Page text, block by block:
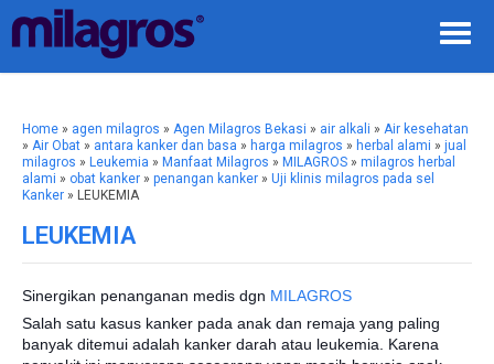
Home » agen milagros » Agen Milagros Bekasi » air alkali » Air kesehatan
» Air Obat » antara kanker dan basa » harga milagros » herbal alami » jual
milagros » Leukemia » Manfaat Milagros » MILAGROS » milagros herbal
alami » obat kanker » penangan kanker » Uji klinis milagros pada sel
Kanker » LEUKEMIA
LEUKEMIA
Sinergikan penanganan medis dgn MILAGROS
Salah satu kasus kanker pada anak dan remaja yang paling
banyak ditemui adalah kanker darah atau leukemia. Karena